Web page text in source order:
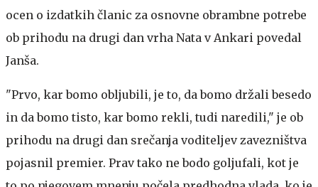
ocen o izdatkih članic za osnovne obrambne potrebe
ob prihodu na drugi dan vrha Nata v Ankari povedal
Janša.
"Prvo, kar bomo obljubili, je to, da bomo držali besedo
in da bomo tisto, kar bomo rekli, tudi naredili," je ob
prihodu na drugi dan srečanja voditeljev zavezništva
pojasnil premier. Prav tako ne bodo goljufali, kot je